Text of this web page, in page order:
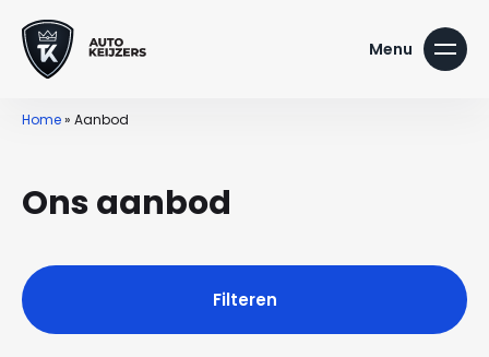
Home» Aanbod
Ons aanbod
Filteren